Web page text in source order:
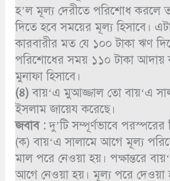
হ’ল মূল্য দেরীতে পরিশোধ করলে
দিতে হবে সময়ের মূল্য হিসাবে।
কারবারীর মত যে ১০০ টাকা ঋণ
পরিশোধের সময় ১১০ টাকা আদায়
মুনাফা হিসাবে।
(৪) বায়‘এ মুআজ্জাল তো বায়‘এ
ইসলাম জায়েয করেছে।
জবাব : দু’টি সম্পূর্ণভাবে
(ক) বায়‘এ সালামে আগে মূল্য
মাল পরে নেওয়া হয়। পক্ষান্তরে
আগে নেওয়া হয়। মূল্য পরে